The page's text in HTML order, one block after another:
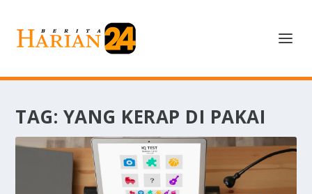
TAG: YANG KERAP DI PAKAI